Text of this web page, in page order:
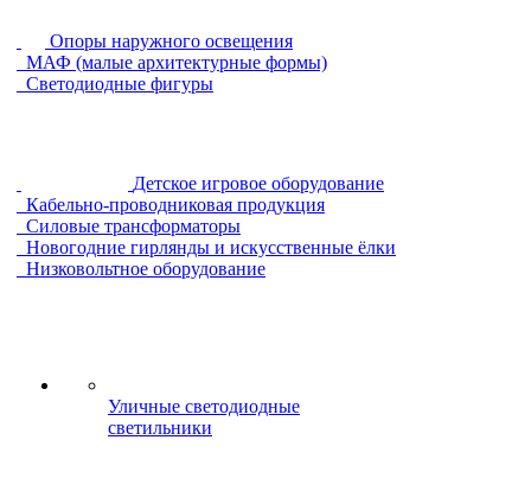
Опоры наружного освещения
МАФ (малые архитектурные формы)
Светодиодные фигуры
Детское игровое оборудование
Кабельно-проводниковая продукция
Силовые трансформаторы
Новогодние гирлянды и искусственные ёлки
Низковольтное оборудование
Уличные светодиодные
светильники